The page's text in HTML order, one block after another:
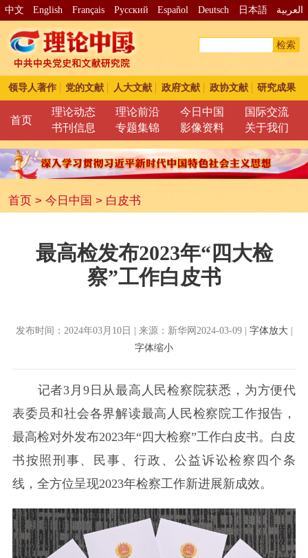
中文 English Français Pусский Español Deutsch 日本語 العربية
检索
领导人著作 党的文献 人大文献 政府文献 政协文献 研究成果
首页
理论动态 理论前沿 今日中国
国际交流
书刊信息
专题集锦 影像资料 关于我们
首页> 今日中国 > 白皮书
最高检发布2023年“四大检
察”工作白皮书
发布时间：2024年03月10日 | 来源：新华网2024-03-09 | 字体放大|
字体缩小
记者3月9日从最高人民检察院获悉，为方便代
表委员和社会各界解读最高人民检察院工作报告，
最高检对外发布2023年“四大检察”工作白皮书。白皮
书按照刑事、民事、行政、公益诉讼检察四个条
线，全方位呈现2023年检察工作新进展新成效。